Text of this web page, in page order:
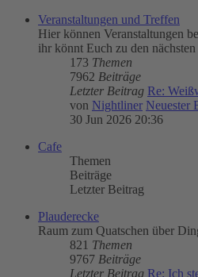
Veranstaltungen und Treffen
Hier können Veranstaltungen
ihr könnt Euch zu den
173 Themen
7962 Beiträge
Letzter Beitrag Re:
von Nightliner Neuester
30 Jun 2026 20:36
Cafe
Themen
Beiträge
Letzter Beitrag
Plauderecke
Raum zum Quatschen über
821 Themen
9767 Beiträge
Letzter Beitrag Re: Ich